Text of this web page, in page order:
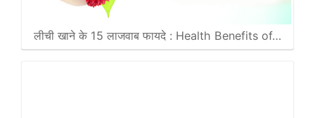
लीची खाने के 15 लाजवाब फायदे : Health Benefits of…